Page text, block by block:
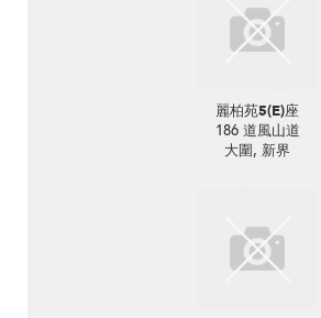
麗柏苑5(E)座
186 道風山道
大圍, 新界